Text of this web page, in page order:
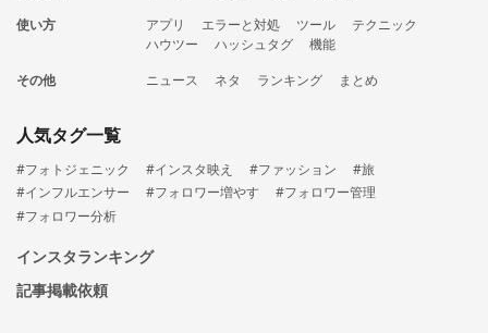
使い方
アプリ エラーと対処 ツール
テクニック
ハウツー
ハッシュタグ
機能
その他
ニュース ネタ ランキング まとめ
人気タグ一覧
#フォトジェニック #インスタ映え #ファッション
#旅
#インフルエンサー
#フォロワー増やす
#フォロワー管理
#フォロワー分析
インスタランキング
記事掲載依頼